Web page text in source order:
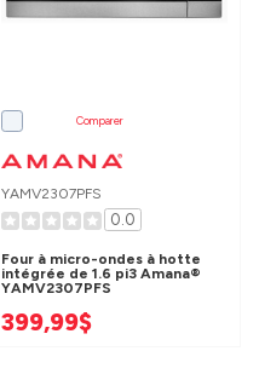
Comparer
YAMV2307PFS
0.0
Four à micro-ondes à hotte
intégrée de 1.6 pi3 Amana®
YAMV2307PFS
399,99$